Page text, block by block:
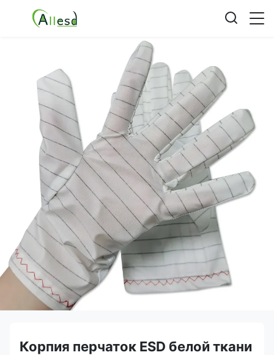
Корпия перчаток ESD белой ткани